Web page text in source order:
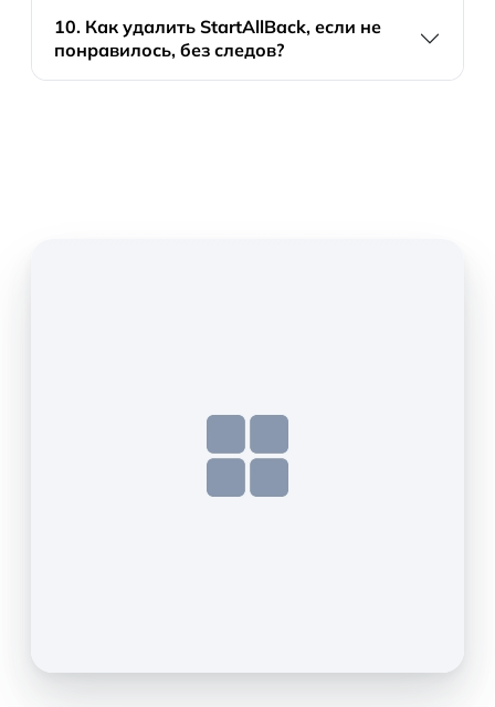
10. Как удалить StartAllBack, если не
понравилось, без следов?